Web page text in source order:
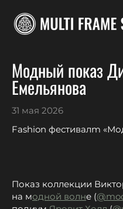
Модный показ
Емельянова
31 мая 2026
Fashion фестивалm
Показ коллекции
на модной волне (